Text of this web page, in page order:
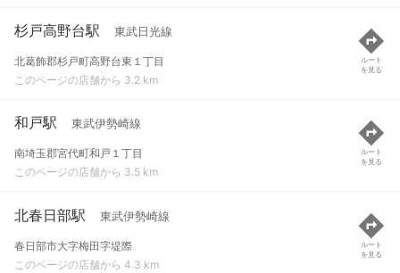
杉戸高野台駅 東武日光線
北葛飾郡杉戸町高野台東１丁目
このページの店舗から 3.2 km
ルート
を見る
和戸駅 東武伊勢崎線
南埼玉郡宮代町和戸１丁目
このページの店舗から 3.5 km
ルート
を見る
北春日部駅 東武伊勢崎線
春日部市大字梅田字堤際
このページの店舗から 4.3 km
ルート
を見る